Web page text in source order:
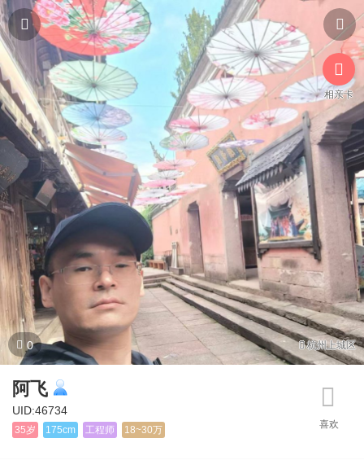
 

相亲卡
 0 杭州上城区
阿飞
UID:46734
35岁 175cm 工程师 18~30万